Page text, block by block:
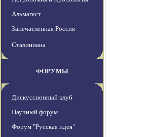
Альмагест
Запечатленная Россия
Сталиниана
ФОРУМЫ
Дискуссионный клуб
Научный форум
Форум "Русская идея"